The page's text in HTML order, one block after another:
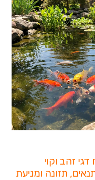
זהב וקוי
תזונה ומניעת